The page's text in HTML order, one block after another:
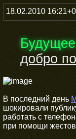
18.02.2010
Будущее
добро
В последний день
шокировали
работать с
при помощи